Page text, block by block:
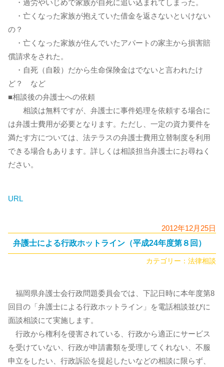
・過労やいじめで家族が自死に追い込まれてしまった。
・亡くなった家族が抱えていた借金を返さないといけない
の？
・亡くなった家族が住んでいたアパートの家主から損害賠
償請求をされた。
・自死（自殺）だから生命保険金はでないと言われたけ
ど？ など
■相談後の弁護士への依頼
相談は無料ですが、弁護士に事件処理を依頼する場合に
は弁護士費用が必要となります。ただし、一定の資力要件を
満たす方については、法テラスの弁護士費用立替制度を利用
できる場合もあります。詳しくは相談担当弁護士にお尋ねく
ださい。
URL
2012年12月25日
弁護士による行政ホットライン（平成24年度第８回）
カテゴリー： 法律相談
福岡県弁護士会行政問題委員会では、下記日時に本年度第8
回目の「弁護士による行政ホットライン」を電話相談並びに
面談相談にて実施します。
行政から権利を侵害されている、行政から適正にサービス
を受けていない、行政が申請書類を受理してくれない、不服
申立をしたい、行政訴訟を提起したいなどの相談に限らず、